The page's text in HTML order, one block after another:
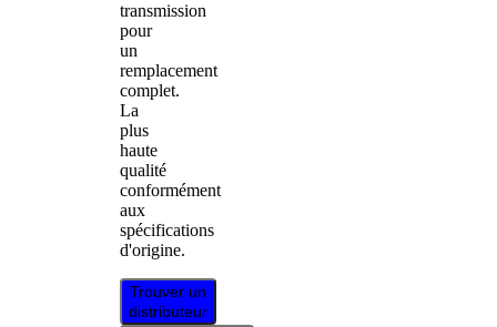
transmission
pour
un
remplacement
complet.
La
plus
haute
qualité
conformément
aux
spécifications
d'origine.
Trouver un
distributeur